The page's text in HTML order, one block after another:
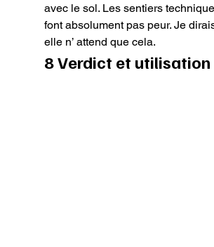
avec le sol. Les sentiers
font absolument pas peur. Je
elle n’ attend que cela.
8 Verdict et utilisation